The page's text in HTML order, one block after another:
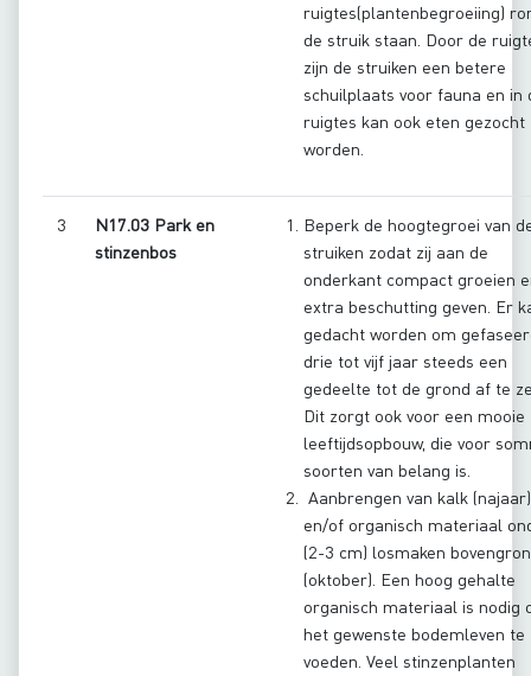
ruigtes(plantenbegroeiing)
de struik staan. Door de
zijn de struiken een betere
schuilplaats voor fauna en in
ruigtes kan ook eten gezocht
worden.
3
N17.03 Park en
stinzenbos
Beperk de hoogtegroei van
struiken zodat zij aan de
onderkant compact groeien
extra beschutting geven. Er
gedacht worden om
drie tot vijf jaar steeds een
gedeelte tot de grond af te
Dit zorgt ook voor een mooie
leeftijdsopbouw, die voor
soorten van belang is.
Aanbrengen van kalk (najaar)
en/of organisch materiaal
(2-3 cm) losmaken
(oktober). Een hoog gehalte
organisch materiaal is nodig
het gewenste bodemleven te
voeden. Veel stinzenplanten